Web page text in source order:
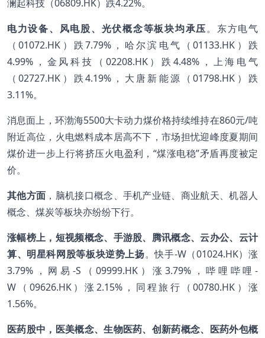
澜起科技（06809.HK）跌4.22%。
电力设备、风电股、光伏概念等板块均承压。东方电气
（01072.HK）跌7.79%，哈尔滨电气（01133.HK）跌
4.99%，金风科技（02208.HK）跌4.48%，上海电气
（02727.HK）跌4.19%，大唐新能源（01798.HK）跌
3.11%。
消息面上，环渤海5500大卡动力煤价格持续维持在860元/吨
附近高位，火电燃料成本居高不下，市场担忧迎峰度夏期间
煤价进一步上行将挤压火电盈利，“煤涨电稳”矛盾再度被定
价。
其他方面 ，脑机接口概念、手机产业链、商业航天、机器人
概念、煤炭等板块亦纷纷下行。
涨幅榜上，短视频概念、手游股、腾讯概念、云办公、云计
算、明星科网股等板块逆势上扬。快手-W（01024.HK）涨
3.79%，网易-S（09999.HK）涨3.79%，哔哩哔哩-
W（09626.HK）涨2.15%，同程旅行（00780.HK）涨
1.56%。
医药股中，医美概念、生物医药、创新药概念、医药外包概